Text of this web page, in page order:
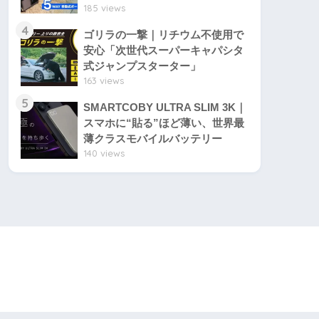
185 views
4
ゴリラの一撃｜リチウム不使用で
安心「次世代スーパーキャパシタ
式ジャンプスターター」
163 views
5
SMARTCOBY ULTRA SLIM 3K｜
スマホに“貼る”ほど薄い、世界最
薄クラスモバイルバッテリー
140 views